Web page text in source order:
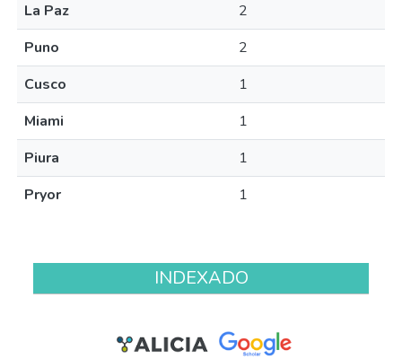
La Paz
2
Puno
2
Cusco
1
Miami
1
Piura
1
Pryor
1
INDEXADO